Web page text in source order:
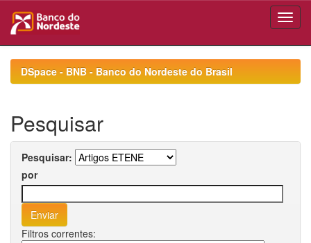
navigationDSpace - BNB - Banco do Nordeste do Brasil
Pesquisar
Pesquisar:
por
Filtros correntes: